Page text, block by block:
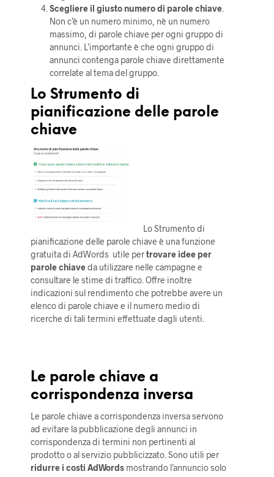
Scegliere il giusto numero di parole chiave.
Non c’è un numero minimo, nè un numero
massimo, di parole chiave per ogni gruppo di
annunci. L’importante è che ogni gruppo di
annunci contenga parole chiave direttamente
correlate al tema del gruppo.
Lo Strumento di
pianificazione delle parole
chiave
Lo Strumento di
pianificazione delle parole chiave è una funzione
gratuita di AdWords utile pertrovare idee per
parole chiaveda utilizzare nelle campagne e
consultare le stime di traffico. Offre inoltre
indicazioni sul rendimento che potrebbe avere un
elenco di parole chiave e il numero medio di
ricerche di tali termini effettuate dagli utenti.
Le parole chiave a
corrispondenza inversa
Le parole chiave a corrispondenza inversa servono
ad evitare la pubblicazione degli annunci in
corrispondenza di termini non pertinenti al
prodotto o al servizio pubblicizzato. Sono utili per
ridurre i costi AdWords mostrando l’annuncio solo